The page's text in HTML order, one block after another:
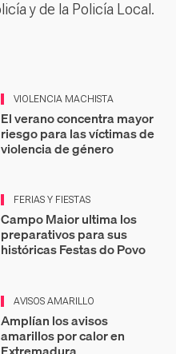
y de la Policía Local.
VIOLENCIA MACHISTA
El verano concentra mayor
riesgo para las víctimas de
violencia de género
FERIAS Y FIESTAS
Campo Maior ultima los
preparativos para sus
históricas Festas do Povo
AVISOS AMARILLO
Amplían los avisos
amarillos por calor en